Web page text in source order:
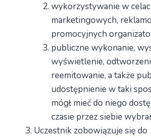
wykorzystywanie w
marketingowych,
promocyjnych
publiczne wykonanie,
wyświetlenie,
reemitowanie, a także
udostępnienie w taki
mógł mieć do niego
czasie przez siebie
Uczestnik zobowiązuje się do